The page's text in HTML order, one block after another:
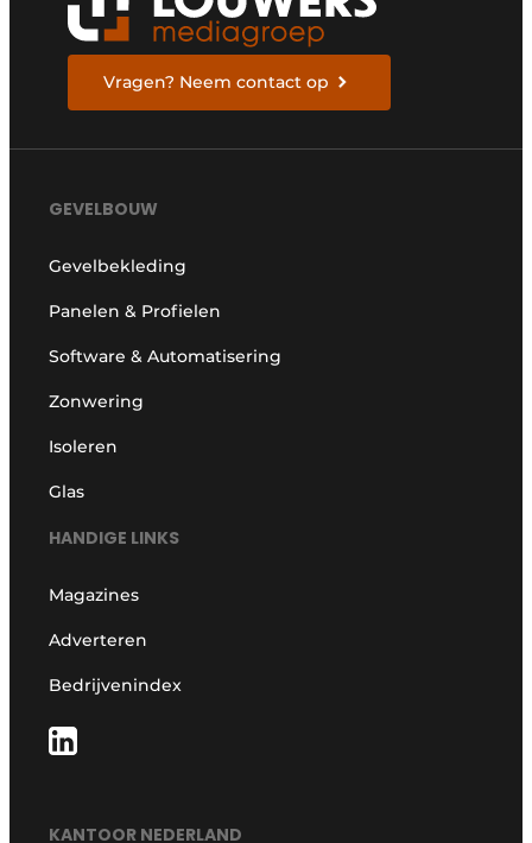
Vragen? Neem contact op
GEVELBOUW
Gevelbekleding
Panelen & Profielen
Software & Automatisering
Zonwering
Isoleren
Glas
HANDIGE LINKS
Magazines
Adverteren
Bedrijvenindex
KANTOOR NEDERLAND